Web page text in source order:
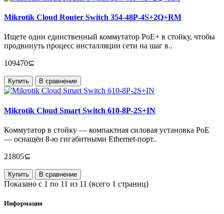
Mikrotik Cloud Router Switch 354-48P-4S+2Q+RM
Ищете один единственный коммутатор PoE+ в стойку, чтобы
продвинуть процесс инсталляции сети на шаг в..
109470⊆
Купить В сравнение
Mikrotik Cloud Smart Switch 610-8P-2S+IN
Коммутатор в стойку — компактная силовая установка PoE
— оснащён 8-ю гигабитными Ethernet-порт..
21805⊆
Купить В сравнение
Показано с 1 по 11 из 11 (всего 1 страниц)
Информация